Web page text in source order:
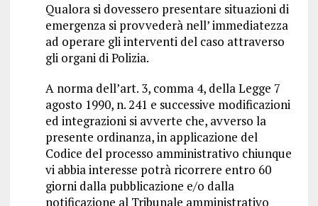
Qualora si dovessero presentare situazioni di
emergenza si provvederà nell’ immediatezza
ad operare gli interventi del caso attraverso
gli organi di Polizia.
A norma dell’art. 3, comma 4, della Legge 7
agosto 1990, n. 241 e successive modificazioni
ed integrazioni si avverte che, avverso la
presente ordinanza, in applicazione del
Codice del processo amministrativo chiunque
vi abbia interesse potrà ricorrere entro 60
giorni dalla pubblicazione e/o dalla
notificazione al Tribunale amministrativo